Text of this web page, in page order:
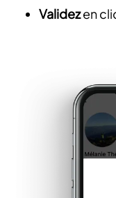
Validezen